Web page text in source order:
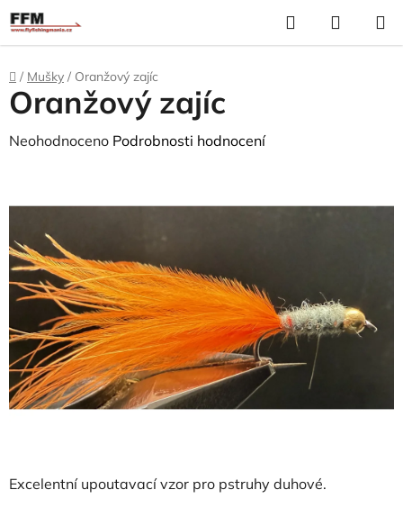
Přejít
na
obsah
Hledat
Domů
/ Mušky / Oranžový zajíc
Excelentní upoutavací vzor pro pstruhy duhové.
Oranžový zajíc
Průměrné
0,0
z
5
hvězdiček.
Neohodnoceno Podrobnosti hodnocení